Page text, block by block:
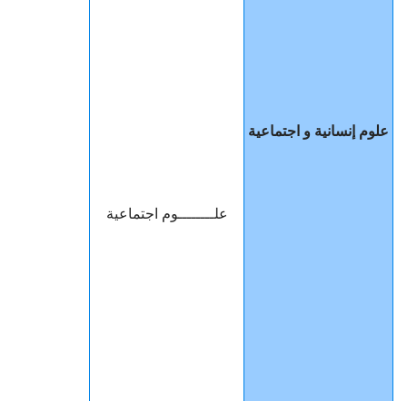
علوم إنسانية و اجتماعية
علــــــــوم اجتماعية